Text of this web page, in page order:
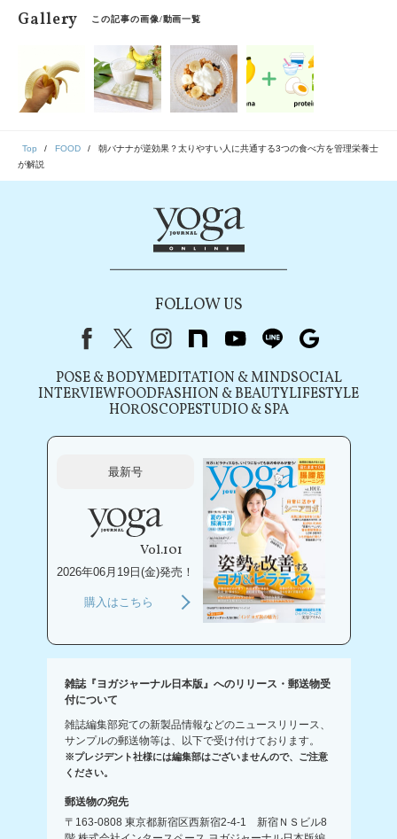
Gallery この記事の画像/動画一覧
Top FOOD
朝バナナが逆効果？太りやすい人に共通する3つの食べ方を管理栄養士
が解説
FOLLOW US
FacebookX（旧Twitter）
instagram
note youtubeline
POSE & BODYMEDITATION & MINDSOCIAL
INTERVIEWFOODFASHION & BEAUTYLIFESTYLE
HOROSCOPESTUDIO & SPA
最新号
Vol.101
2026年06月19日(金)発売！
購入はこちら
雑誌『ヨガジャーナル日本版』へのリリース・郵送物受
付について
雑誌編集部宛ての新製品情報などのニュースリリース、
サンプルの郵送物等は、以下で受け付けております。
※プレジデント社様には編集部はございませんので、ご注意
ください。
郵送物の宛先
〒163-0808 東京都新宿区西新宿2-4-1 新宿ＮＳビル8